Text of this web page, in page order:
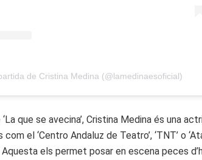
de Cristina Medina (@lamedinaesoficial)
que se avecina’, Cristina Medina és una
el ‘Centro Andaluz de Teatro’, ‘TNT’ o
Aquesta els permet posar en escena peces